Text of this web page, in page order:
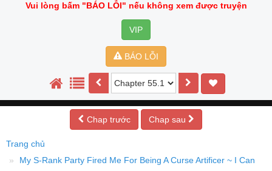
Vui lòng bấm "BÁO LỖI" nếu không xem được truyện
VIP
BÁO LỖI
Chap trước Chap sau
Trang chủ
My S-Rank Party Fired Me For Being A Curse Artificer ~ I Can